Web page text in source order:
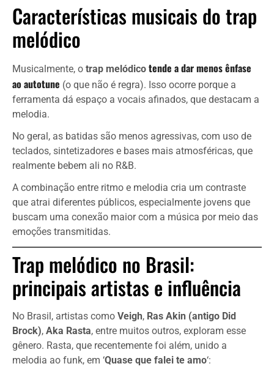
Características musicais do trap
melódico
Musicalmente, o trap melódico tende a dar menos ênfase
ao autotune (o que não é regra). Isso ocorre porque a
ferramenta dá espaço a vocais afinados, que destacam a
melodia.
No geral, as batidas são menos agressivas, com uso de
teclados, sintetizadores e bases mais atmosféricas, que
realmente bebem ali no R&B.
A combinação entre ritmo e melodia cria um contraste
que atrai diferentes públicos, especialmente jovens que
buscam uma conexão maior com a música por meio das
emoções transmitidas.
Trap melódico no Brasil:
principais artistas e influência
No Brasil, artistas como Veigh, Ras Akin (antigo Did
Brock), Aka Rasta, entre muitos outros, exploram esse
gênero. Rasta, que recentemente foi além, unido a
melodia ao funk, em ‘Quase que falei te amo‘: